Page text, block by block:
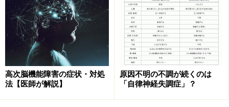
脊髄空洞症の症状・初期症状……腕の痛みや
しびれ感で始まることが多い
脊髄は「手を動かす」「足を動かす」などの脳からの司
高次脳機能障害の症状・対処
法【医師が解説】
原因不明の不調が続くのは
「自律神経失調症」？